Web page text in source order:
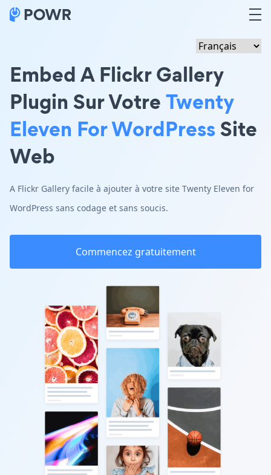
Embed A Flickr Gallery
Plugin Sur VotreTwenty
Eleven For WordPressSite
Web
A Flickr Gallery facile à ajouter à votre site Twenty Eleven for
WordPress sans codage et sans soucis.
Commencez gratuitement